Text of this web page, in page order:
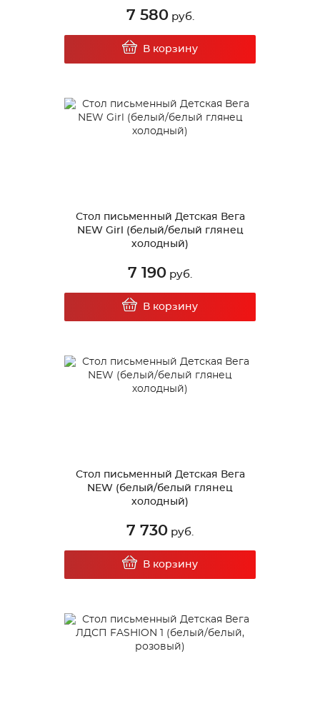
7 580руб.
В корзину
Стол письменный Детская Вега
NEW Girl (белый/белый глянец
холодный)
7 190 руб.
В корзину
Стол письменный Детская Вега
NEW (белый/белый глянец
холодный)
7 730 руб.
В корзину